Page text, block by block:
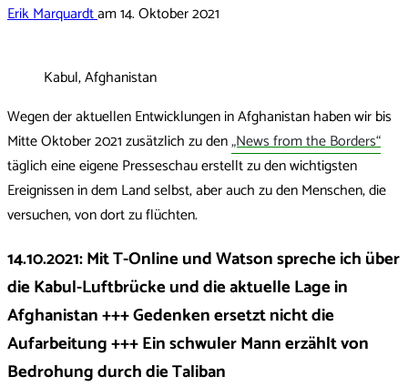
Erik Marquardtam14. Oktober 2021
Kabul, Afghanistan
Wegen der aktuellen Entwicklungen in Afghanistan haben wir bis
Mitte Oktober 2021 zusätzlich zu den„News from the Borders“
täglich eine eigene Presseschau erstellt zu den wichtigsten
Ereignissen in dem Land selbst, aber auch zu den Menschen, die
versuchen, von dort zu flüchten.
14.10.2021: Mit T-Online und Watson spreche ich über
die Kabul-Luftbrücke und die aktuelle Lage in
Afghanistan +++ Gedenken ersetzt nicht die
Aufarbeitung +++ Ein schwuler Mann erzählt von
Bedrohung durch die Taliban